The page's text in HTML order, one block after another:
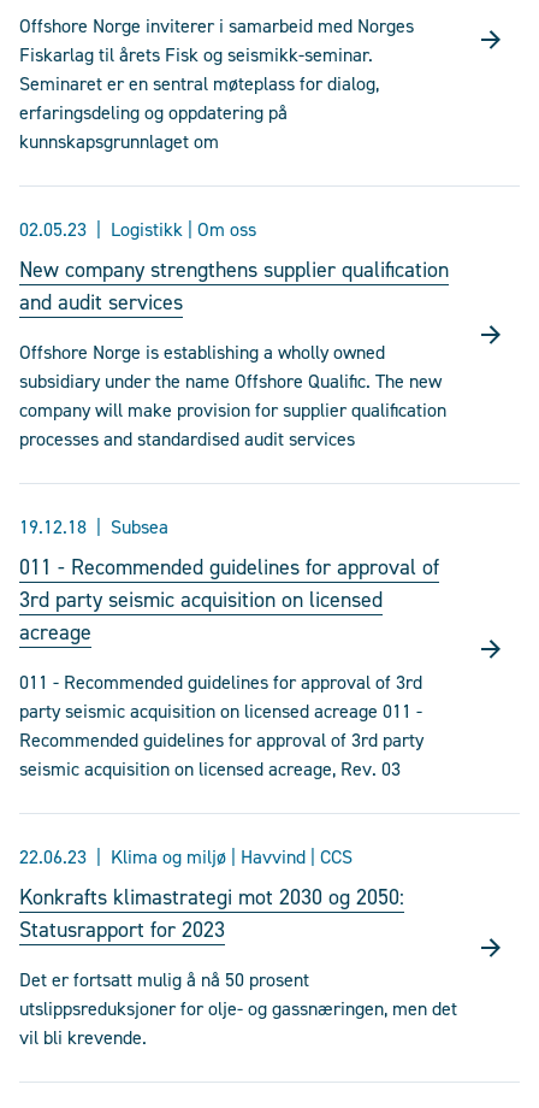
Offshore Norge inviterer i samarbeid med Norges
Fiskarlag til årets Fisk og seismikk-seminar.
Seminaret er en sentral møteplass for dialog,
erfaringsdeling og oppdatering på
kunnskapsgrunnlaget om
02.05.23 Logistikk | Om oss
New company strengthens supplier qualification
and audit services
Offshore Norge is establishing a wholly owned
subsidiary under the name Offshore Qualific. The new
company will make provision for supplier qualification
processes and standardised audit services
19.12.18 Subsea
011 - Recommended guidelines for approval of
3rd party seismic acquisition on licensed
acreage
011 - Recommended guidelines for approval of 3rd
party seismic acquisition on licensed acreage 011 -
Recommended guidelines for approval of 3rd party
seismic acquisition on licensed acreage, Rev. 03
22.06.23 Klima og miljø | Havvind | CCS
Konkrafts klimastrategi mot 2030 og 2050:
Statusrapport for 2023
Det er fortsatt mulig å nå 50 prosent
utslippsreduksjoner for olje- og gassnæringen, men det
vil bli krevende.